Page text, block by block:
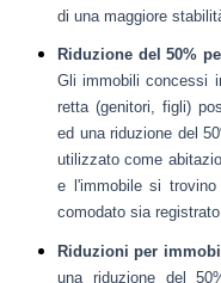
di una maggiore
Riduzione del 50%
Gli immobili concessi
retta (genitori, figli)
ed una riduzione del
utilizzato come
e l'immobile si
comodato sia
Riduzioni per
una riduzione del